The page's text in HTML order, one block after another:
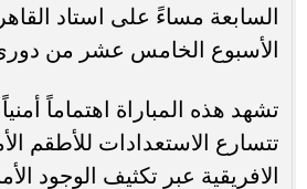
السابعة مساءً على استاد
الأسبوع الخامس عشر من
تشهد هذه المباراة اهتماماً
تتسارع الاستعدادات للأطقم
الافريقية عبر تكثيف الوجود